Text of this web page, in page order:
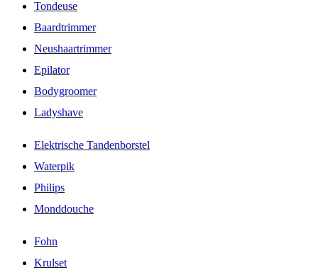
Tondeuse
Baardtrimmer
Neushaartrimmer
Epilator
Bodygroomer
Ladyshave
Elektrische Tandenborstel
Waterpik
Philips
Monddouche
Fohn
Krulset